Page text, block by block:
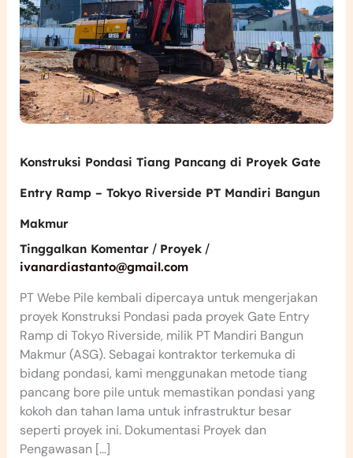
Konstruksi Pondasi Tiang Pancang di Proyek Gate
Entry Ramp – Tokyo Riverside PT Mandiri Bangun
Makmur
Tinggalkan Komentar / Proyek/
ivanardiastanto@gmail.com
PT Webe Pile kembali dipercaya untuk mengerjakan
proyek Konstruksi Pondasi pada proyek Gate Entry
Ramp di Tokyo Riverside, milik PT Mandiri Bangun
Makmur (ASG). Sebagai kontraktor terkemuka di
bidang pondasi, kami menggunakan metode tiang
pancang bore pile untuk memastikan pondasi yang
kokoh dan tahan lama untuk infrastruktur besar
seperti proyek ini. Dokumentasi Proyek dan
Pengawasan […]
Ramp
–
Tokyo
Riverside
PT
Mandiri
Bangun
Makmur